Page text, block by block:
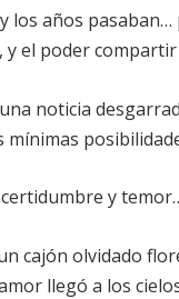
los años
el poder
noticia
mínimas
y
cajón olvidado
llegó a los